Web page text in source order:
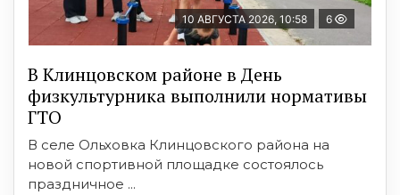
10 АВГУСТА 2026, 10:58 6
В Клинцовском районе в День
физкультурника выполнили нормативы
ГТО
В селе Ольховка Клинцовского района на
новой спортивной площадке состоялось
праздничное ...